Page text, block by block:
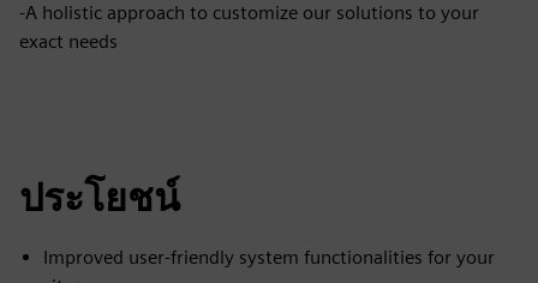
-A holistic approach to customize our solutions to your
exact needs
ประโยชน์
Improved user-friendly system functionalities for your